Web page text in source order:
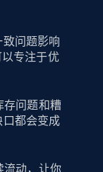
问题影响
专注于优
存问题和糟
都会变成
流动，让你